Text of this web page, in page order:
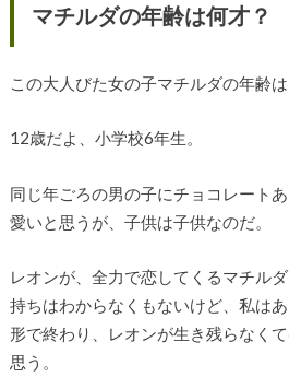
マチルダの年齢は何才？
この大人びた女の子マチルダの年齢は
12歳だよ、小学校6年生。
同じ年ごろの男の子にチョコレート
愛いと思うが、子供は子供なのだ。
レオンが、全力で恋してくるマチル
持ちはわからなくもないけど、私は
形で終わり、レオンが生き残らなく
思う。